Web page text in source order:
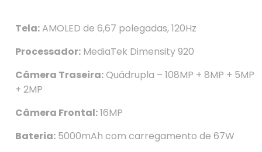
Tela:AMOLED de 6,67 polegadas, 120Hz
Processador: MediaTek Dimensity 920
Câmera Traseira:Quádrupla – 108MP + 8MP + 5MP
+ 2MP
Câmera Frontal:16MP
Bateria: 5000mAh com carregamento de 67W